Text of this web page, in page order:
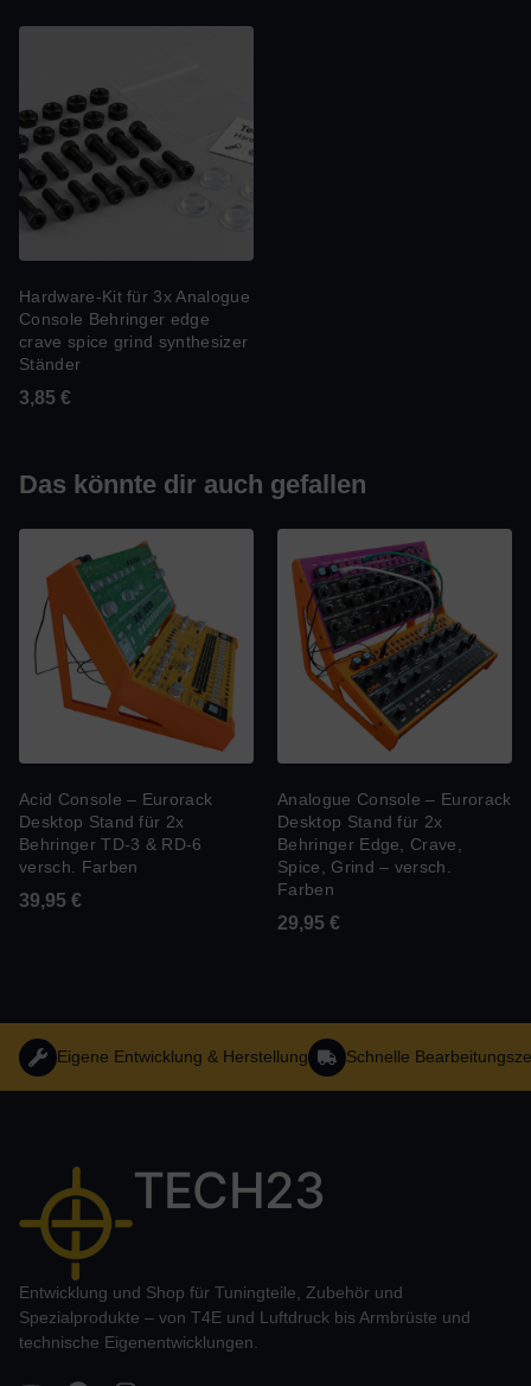
Hardware-Kit für 3x Analogue
Console Behringer edge
crave spice grind synthesizer
Ständer
3,85 €
Das könnte dir auch gefallen
Acid Console – Eurorack
Desktop Stand für 2x
Behringer TD-3 & RD-6
versch. Farben
39,95 €
Analogue Console – Eurorack
Desktop Stand für 2x
Behringer Edge, Crave,
Spice, Grind – versch.
Farben
29,95 €
Eigene Entwicklung & Herstellung Schnelle
TECH23
Entwicklung und Shop für Tuningteile, Zubehör und
Spezialprodukte – von T4E und Luftdruck bis Armbrüste und
technische Eigenentwicklungen.